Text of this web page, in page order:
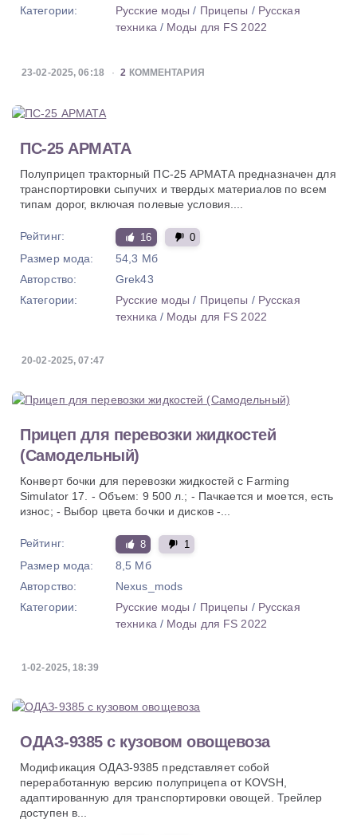
Категории: Русские моды / Прицепы / Русская
техника/ Моды для FS 2022
23-02-2025, 06:18 2 КОММЕНТАРИЯ
ПС-25 АРМАТА
Полуприцеп тракторный ПС-25 АРМАТА предназначен для
транспортировки сыпучих и твердых материалов по всем
типам дорог, включая полевые условия....
Рейтинг: 16 0
Размер мода:
54,3 Мб
Авторство:
Grek43
Категории:
Русские моды / Прицепы / Русская
техника/ Моды для FS 2022
20-02-2025, 07:47
Прицеп для перевозки жидкостей
(Самодельный)
Конверт бочки для перевозки жидкостей с Farming
Simulator 17. - Объем: 9 500 л.; - Пачкается и моется, есть
износ; - Выбор цвета бочки и дисков -...
Рейтинг: 8 1
Размер мода:
8,5 Мб
Авторство:
Nexus_mods
Категории:
Русские моды / Прицепы / Русская
техника/ Моды для FS 2022
1-02-2025, 18:39
ОДАЗ-9385 с кузовом овощевоза
Модификация ОДАЗ-9385 представляет собой
переработанную версию полуприцепа от KOVSH,
адаптированную для транспортировки овощей. Трейлер
доступен в...